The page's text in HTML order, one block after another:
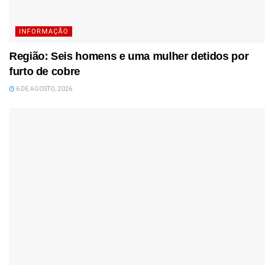
INFORMAÇÃO
Região: Seis homens e uma mulher detidos por
furto de cobre
6 DE AGOSTO, 2026